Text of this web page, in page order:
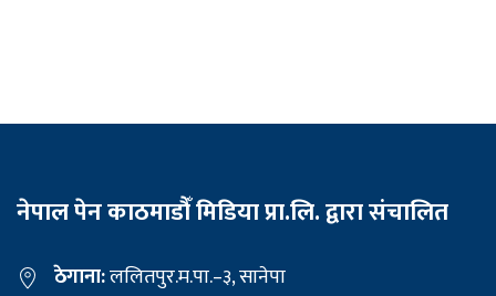
नेपाल पेन काठमाडौँ मिडिया प्रा.लि. द्वारा संचालित
ठेगाना:ललितपुर.म.पा.–३, सानेपा